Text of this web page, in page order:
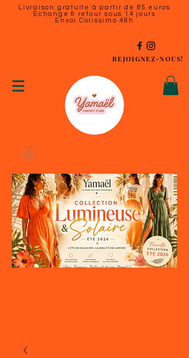
Livraison gratuite à partir de 85 euros
Échange & retour sous 14 jours
Envoi Colissimo 48h
REJOIGNEZ-NOUS!